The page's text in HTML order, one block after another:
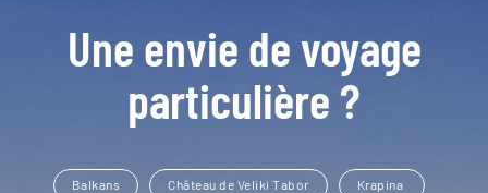
Une envie de voyage
particulière ?
Balkans Château de Veliki Tabor Krapina